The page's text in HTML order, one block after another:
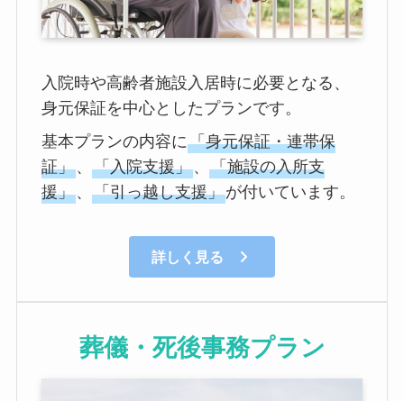
入院時や高齢者施設入居時に必要となる、
身元保証を中心としたプランです。
基本プランの内容に「身元保証・連帯保
証」、 「入院支援」、 「施設の入所支
援」、 「引っ越し支援」が付いています。
詳しく見る
葬儀・死後事務プラン